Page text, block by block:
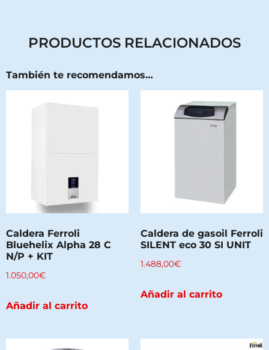
PRODUCTOS RELACIONADOS
También te recomendamos…
Caldera Ferroli
Bluehelix Alpha 28 C
N/P + KIT
1.050,00€
Añadir al carrito
Caldera de gasoil Ferroli
SILENT eco 30 SI UNIT
1.488,00€
Añadir al carrito